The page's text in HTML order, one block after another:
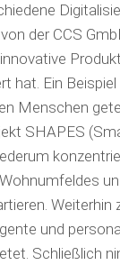
der CCS
hat. Ein
Men­schen
SHAPES
Weiterhin
und
Schließlich